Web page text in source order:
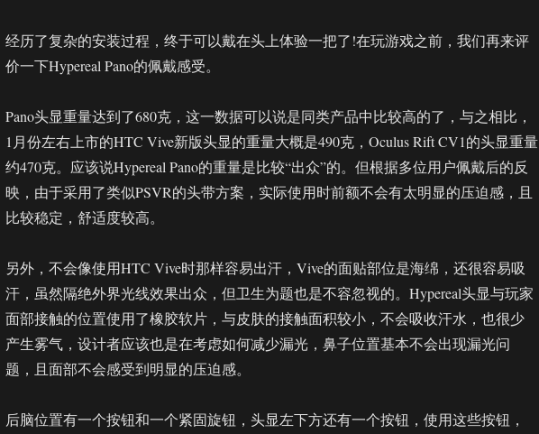
经历了复杂的安装过程，终于可以戴在头上体验一把了!在玩游戏之前，我们再来评
价一下Hypereal Pano的佩戴感受。
Pano头显重量达到了680克，这一数据可以说是同类产品中比较高的了，与之相比，
1月份左右上市的HTC Vive新版头显的重量大概是490克，Oculus Rift CV1的头显重量
约470克。应该说Hypereal Pano的重量是比较“出众”的。但根据多位用户佩戴后的反
映，由于采用了类似PSVR的头带方案，实际使用时前额不会有太明显的压迫感，且
比较稳定，舒适度较高。
另外，不会像使用HTC Vive时那样容易出汗，Vive的面贴部位是海绵，还很容易吸
汗，虽然隔绝外界光线效果出众，但卫生为题也是不容忽视的。Hypereal头显与玩家
面部接触的位置使用了橡胶软片，与皮肤的接触面积较小，不会吸收汗水，也很少
产生雾气，设计者应该也是在考虑如何减少漏光，鼻子位置基本不会出现漏光问
题，且面部不会感受到明显的压迫感。
后脑位置有一个按钮和一个紧固旋钮，头显左下方还有一个按钮，使用这些按钮，